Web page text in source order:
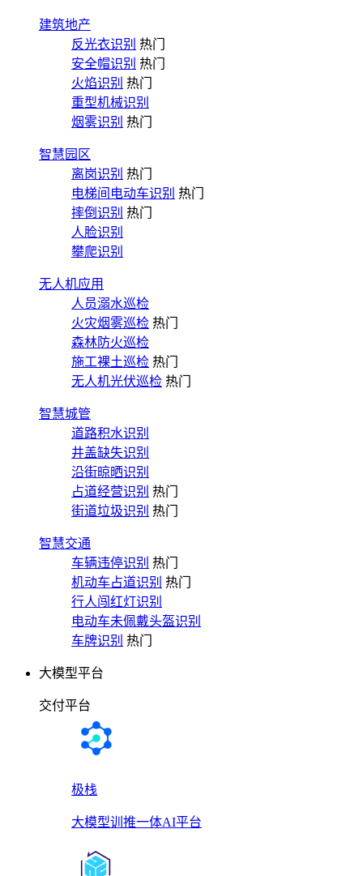
建筑地产
反光衣识别 热门
安全帽识别 热门
火焰识别 热门
重型机械识别
烟雾识别 热门
智慧园区
离岗识别 热门
电梯间电动车识别 热门
摔倒识别 热门
人脸识别
攀爬识别
无人机应用
人员溺水巡检
火灾烟雾巡检 热门
森林防火巡检
施工裸土巡检 热门
无人机光伏巡检 热门
智慧城管
道路积水识别
井盖缺失识别
沿街晾晒识别
占道经营识别 热门
街道垃圾识别 热门
智慧交通
车辆违停识别 热门
机动车占道识别 热门
行人闯红灯识别
电动车未佩戴头盔识别
车牌识别 热门
大模型平台
交付平台
极栈
大模型训推一体AI平台